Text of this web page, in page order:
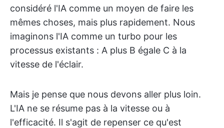
considéré l'IA comme un moyen de faire les
mêmes choses, mais plus rapidement. Nous
imaginons l'IA comme un turbo pour les
processus existants : A plus B égale C à la
vitesse de l'éclair.
Mais je pense que nous devons aller plus loin.
L'IA ne se résume pas à la vitesse ou à
l'efficacité. Il s'agit de repenser ce qu'est